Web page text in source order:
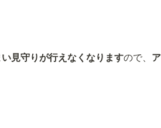
見守りが行えなくなりますので、